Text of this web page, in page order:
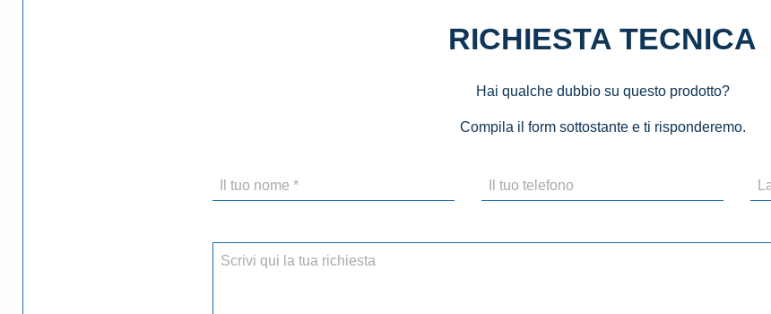
RICHIESTA TECNICA
Hai qualche dubbio su questo prodotto?
Compila il form sottostante e ti risponderemo.